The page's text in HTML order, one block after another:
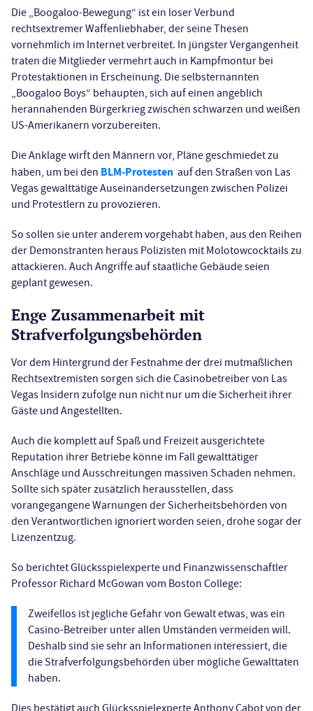
Die „Boogaloo-Bewegung“ ist ein loser Verbund
rechtsextremer Waffenliebhaber, der seine Thesen
vornehmlich im Internet verbreitet. In jüngster Vergangenheit
traten die Mitglieder vermehrt auch in Kampfmontur bei
Protestaktionen in Erscheinung. Die selbsternannten
„Boogaloo Boys“ behaupten, sich auf einen angeblich
herannahenden Bürgerkrieg zwischen schwarzen und weißen
US-Amerikanern vorzubereiten.
Die Anklage wirft den Männern vor, Pläne geschmiedet zu
haben, um bei den BLM-Protesten auf den Straßen von Las
Vegas gewalttätige Auseinandersetzungen zwischen Polizei
und Protestlern zu provozieren.
So sollen sie unter anderem vorgehabt haben, aus den Reihen
der Demonstranten heraus Polizisten mit Molotowcocktails zu
attackieren. Auch Angriffe auf staatliche Gebäude seien
geplant gewesen.
Enge Zusammenarbeit mit
Strafverfolgungsbehörden
Vor dem Hintergrund der Festnahme der drei mutmaßlichen
Rechtsextremisten sorgen sich die Casinobetreiber von Las
Vegas Insidern zufolge nun nicht nur um die Sicherheit ihrer
Gäste und Angestellten.
Auch die komplett auf Spaß und Freizeit ausgerichtete
Reputation ihrer Betriebe könne im Fall gewalttätiger
Anschläge und Ausschreitungen massiven Schaden nehmen.
Sollte sich später zusätzlich herausstellen, dass
vorangegangene Warnungen der Sicherheitsbehörden von
den Verantwortlichen ignoriert worden seien, drohe sogar der
Lizenzentzug.
So berichtet Glücksspielexperte und Finanzwissenschaftler
Professor Richard McGowan vom Boston College:
Zweifellos ist jegliche Gefahr von Gewalt etwas, was ein
Casino-Betreiber unter allen Umständen vermeiden will.
Deshalb sind sie sehr an Informationen interessiert, die
die Strafverfolgungsbehörden über mögliche Gewalttaten
haben.
Dies bestätigt auch Glücksspielexperte Anthony Cabot von der